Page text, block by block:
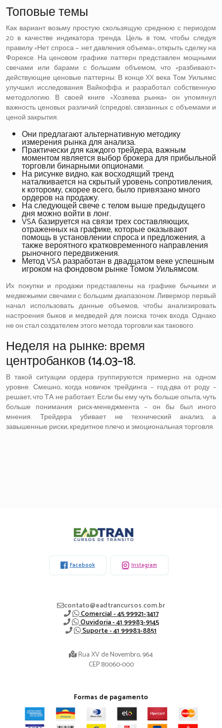
Топовые темы
Как вариант возьму простую скользящую среднюю с периодом
20 в качестве индикатора тренда. Цель в том, чтобы следуя
правилу «Нет спроса — нет давления объема», открыть сделку на
Форексе. На ценовом графике паттерн представлен мощными
свечами или барами с большим объемом, что «разбивают»
действующие ценовые паттерны. В конце XX века Том Уильямс
улучшил исследования Вайкоффа и разработал собственную
методологию. В своей книге «Хозяева рынка» он упомянул
важность ценовых различий (спредов), связанных с объемами и
ценой закрытия.
Они предлагают альтернативную методику
измерения рынка для анализа.
Практически для каждого трейдера, важным
моментом является выбор брокера для прибыльной
торговли бинарными опционами.
На рисунке видно, как восходящий тренд
наталкивается на скрытый уровень сопротивления,
к которому, скорее всего, было привязано много
ордеров на продажу.
На следующей свече с телом выше предыдущего
дня можно войти в лонг.
VSA базируется на связи трех составляющих,
отраженных на графике, которые оказывают
помощь в установлении спроса и предложения, а
также вероятного кратковременного направления
рыночного передвижения.
Метод VSA разработан в двадцатом веке успешным
игроком на фондовом рынке Томом Уильямсом.
Их покупки и продажи представлены на графике бычьими и
медвежьими свечами с большим диапазоном. Ливермор первый
начал использовать данные объемов, чтобы анализировать
настроения быков и медведей для поиска точек входа. Однако
не он стал создателем этого метода торговли как такового.
Неделя на рынке: время
центробанков (14.03–18.
В такой ситуации ордера группируются примерно на одном
уровне. Смешно, когда новичок трейдинга – год-два от роду –
решает, что ТА не работает. Если бы ему чуть больше опыта, чуть
больше понимания риск-менеджмента – он бы был иного
мнения. Трейдера убивает не технический анализ, а
завышенные риски, кредитное плечо и эмоциональная торговля.
Eadtran
Facebook Instagram
contato@eadtrancursos.com.br
Comercial - 45 99921-3417
Ouvidoria - 41 99983-9145
Suporte - 41 99983-8851
Rua XV de Novembro, 964
CEP 80060-000
Formas de pagamento